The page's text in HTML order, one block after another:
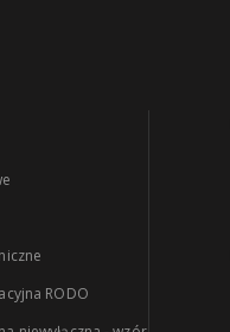
RODO